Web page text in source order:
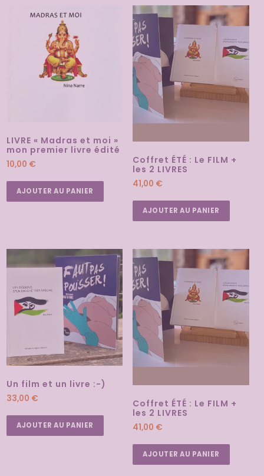
LIVRE « Madras et moi »
mon premier livre édité
10,00 €
AJOUTER AU PANIER
Coffret ÉTÉ : Le FILM +
les 2 LIVRES
41,00 €
AJOUTER AU PANIER
Un film et un livre :-)
33,00 €
AJOUTER AU PANIER
Coffret ÉTÉ : Le FILM +
les 2 LIVRES
41,00 €
AJOUTER AU PANIER